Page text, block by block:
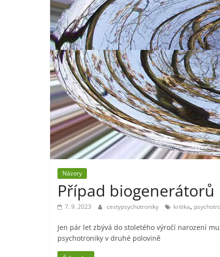
Názory
Případ biogenerátorů
7. 9. 2023 cestypsychotroniky kritika,
Jen pár let zbývá do stoletého výročí narození
psychotroniky v druhé polovině